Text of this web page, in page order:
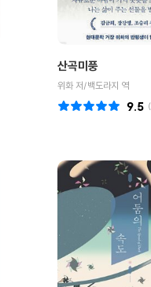
산곡미풍
위화 저/백도라지 역
(
9.5